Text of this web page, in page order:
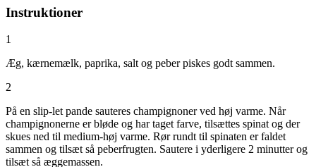
Instruktioner
1
Æg, kærnemælk, paprika, salt og peber piskes godt sammen.
2
På en slip-let pande sauteres champignoner ved høj varme. Når
champignonerne er bløde og har taget farve, tilsættes spinat og der
skues ned til medium-høj varme. Rør rundt til spinaten er faldet
sammen og tilsæt så peberfrugten. Sautere i yderligere 2 minutter og
tilsæt så æggemassen.